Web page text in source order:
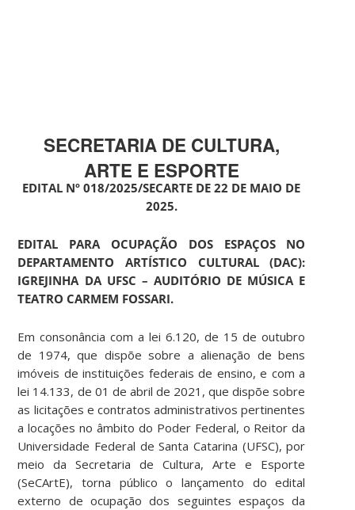
SECRETARIA DE CULTURA,
ARTE E ESPORTE
EDITAL Nº 018/2025/SECARTE DE 22 DE MAIO DE
2025.
EDITAL PARA OCUPAÇÃO DOS ESPAÇOS NO
DEPARTAMENTO ARTÍSTICO CULTURAL (DAC):
IGREJINHA DA UFSC – AUDITÓRIO DE MÚSICA E
TEATRO CARMEM FOSSARI.
Em consonância com a lei 6.120, de 15 de outubro
de 1974, que dispõe sobre a alienação de bens
imóveis de instituições federais de ensino, e com a
lei 14.133, de 01 de abril de 2021, que dispõe sobre
as licitações e contratos administrativos pertinentes
a locações no âmbito do Poder Federal, o Reitor da
Universidade Federal de Santa Catarina (UFSC), por
meio da Secretaria de Cultura, Arte e Esporte
(SeCArtE), torna público o lançamento do edital
externo de ocupação dos seguintes espaços da